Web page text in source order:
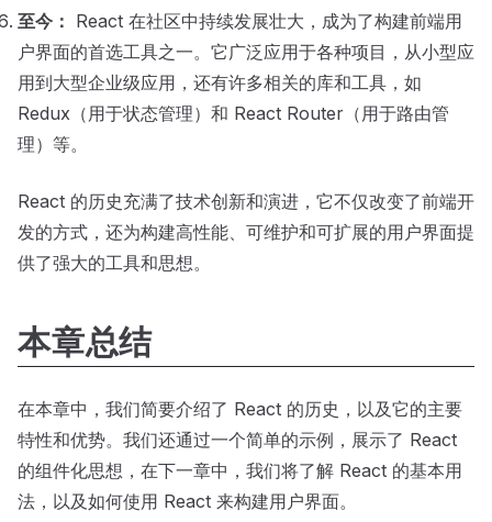
至今： React 在社区中持续发展壮大，成为了构建前端用
户界面的首选工具之一。它广泛应用于各种项目，从小型应
用到大型企业级应用，还有许多相关的库和工具，如
Redux（用于状态管理）和 React Router（用于路由管
理）等。
React 的历史充满了技术创新和演进，它不仅改变了前端开
发的方式，还为构建高性能、可维护和可扩展的用户界面提
供了强大的工具和思想。
本章总结
在本章中，我们简要介绍了 React 的历史，以及它的主要
特性和优势。我们还通过一个简单的示例，展示了 React
的组件化思想，在下一章中，我们将了解 React 的基本用
法，以及如何使用 React 来构建用户界面。